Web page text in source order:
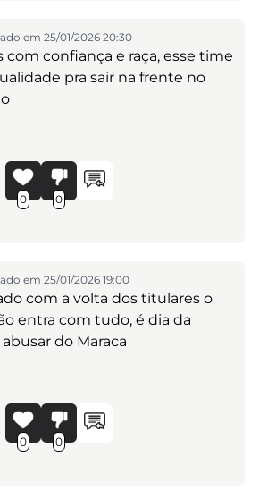
em 25/01/2026 20:30
com confiança e raça, esse time
pra sair na frente no
0 0
em 25/01/2026 19:00
com a volta dos titulares o
entra com tudo, é dia da
do Maraca
0 0